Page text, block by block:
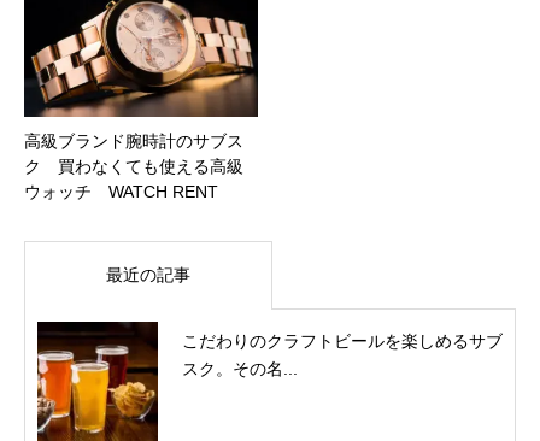
高級ブランド腕時計のサブス
ク 買わなくても使える高級
ウォッチ WATCH RENT
最近の記事
こだわりのクラフトビールを楽しめるサブ
スク。その名...